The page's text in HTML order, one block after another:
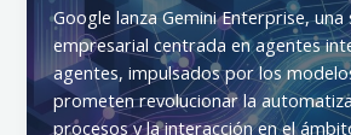
Google lanza Gemini Enterprise, una
empresarial centrada en agentes
agentes, impulsados por los
prometen revolucionar la
procesos y la interacción en el